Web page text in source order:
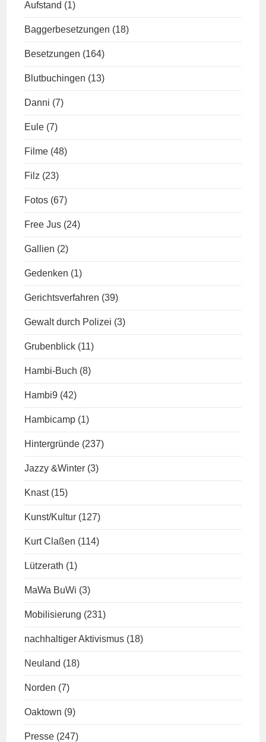
Aufstand (1)
Baggerbesetzungen (18)
Besetzungen (164)
Blutbuchingen (13)
Danni (7)
Eule (7)
Filme (48)
Filz (23)
Fotos (67)
Free Jus (24)
Gallien (2)
Gedenken (1)
Gerichtsverfahren (39)
Gewalt durch Polizei (3)
Grubenblick (11)
Hambi-Buch (8)
Hambi9 (42)
Hambicamp (1)
Hintergründe (237)
Jazzy &Winter (3)
Knast (15)
Kunst/Kultur (127)
Kurt Claßen (114)
Lützerath (1)
MaWa BuWi (3)
Mobilisierung (231)
nachhaltiger Aktivismus (18)
Neuland (18)
Norden (7)
Oaktown (9)
Presse (247)